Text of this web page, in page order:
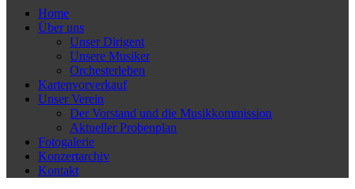
Home
Über uns
Unser Dirigent
Unsere Musiker
Orchesterleben
Kartenvorverkauf
Unser Verein
Der Vorstand und die Musikkommission
Aktueller Probenplan
Fotogalerie
Konzertarchiv
Kontakt